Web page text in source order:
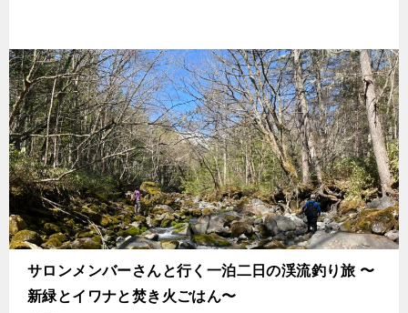
サロンメンバーさんと行く一泊二日の渓流釣り旅 〜
新緑とイワナと焚き火ごはん〜